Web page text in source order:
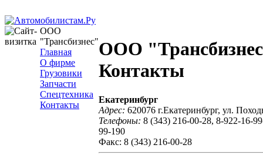
ООО
"Трансбизнес"
Главная
О фирме
Грузовики
Запчасти
Спецтехника
Контакты
ООО
Контакты
Екатеринбург
Адрес: 620076 г.Екатеринбург, ул.
Телефоны: 8 (343) 216-00-28, 8-922-16-
99-190
Факс: 8 (343) 216-00-28